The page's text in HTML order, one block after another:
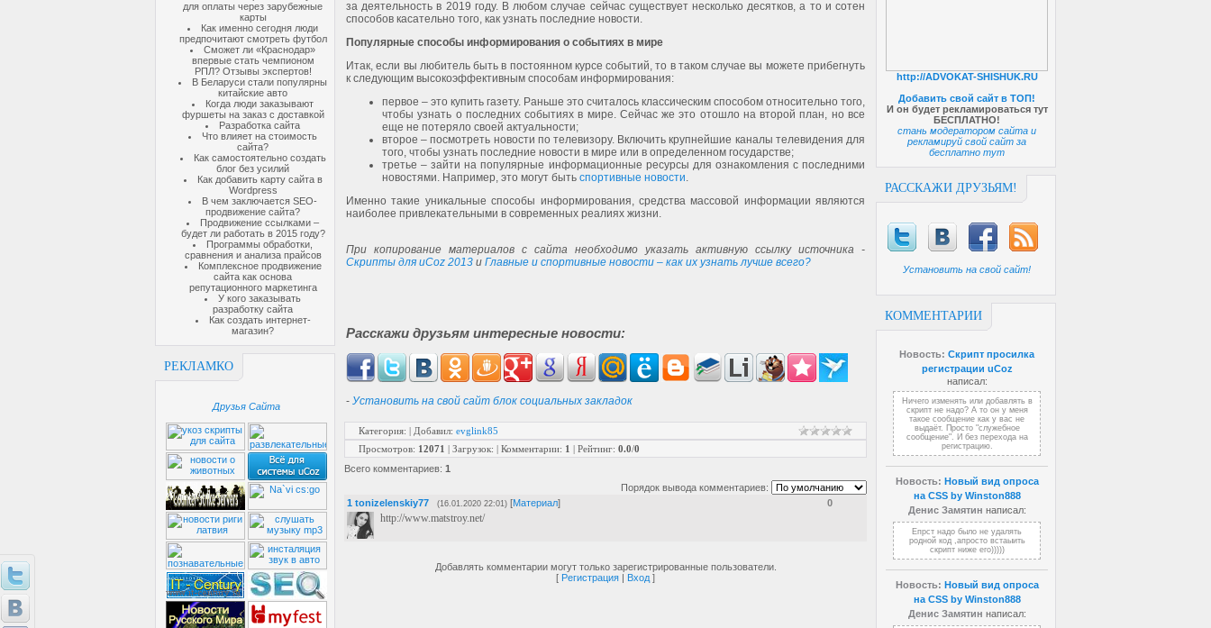
для оплаты через зарубежные
карты
Как именно сегодня люди
предпочитают смотреть футбол
Сможет ли «Краснодар»
впервые стать чемпионом
РПЛ? Отзывы экспертов!
В Беларуси стали популярны
китайские авто
Когда люди заказывают
фуршеты на заказ с доставкой
Разработка сайта
Что влияет на стоимость
сайта?
Как самостоятельно создать
блог без усилий
Как добавить карту сайта в
Wordpress
В чем заключается SEO-
продвижение сайта?
Продвижение ссылками –
будет ли работать в 2015 году?
Программы обработки,
сравнения и анализа прайсов
Комплексное продвижение
сайта как основа
репутационного маркетинга
У кого заказывать
разработку сайта
Как создать интернет-
магазин?
РЕКЛАМКО
Друзья Сайта
http://ADVOKAT-SHISHUK.RU
Добавить свой сайт в ТОП!
И он будет рекламироваться тут
БЕСПЛАТНО!
стань модератором сайта и
рекламируй свой сайт за
бесплатно тут
РАССКАЖИ ДРУЗЬЯМ!
Установить на свой сайт!
КОММЕНТАРИИ
Новость: Скрипт просилка
регистрации uCoz
написал:
Ничего изменять или добавлять в
скрипт не надо? А то он у меня
такое сообщение как у вас не
выдаёт. Просто "служебное
сообщение". И без перехода на
регистрацию.
Новость: Новый вид опроса
на CSS by Winston888
Денис Замятин написал:
Епрст надо было не удалять
родной код ,апросто встаыить
скрипт ниже его)))))
Новость: Новый вид опроса
на CSS by Winston888
Денис Замятин написал:
за деятельность в 2019 году. В любом случае сейчас существует несколько десятков, а то и сотен
способов касательно того, как узнать последние новости.
Популярные способы информирования о событиях в мире
Итак, если вы любитель быть в постоянном курсе событий, то в таком случае вы можете прибегнуть
к следующим высокоэффективным способам информирования:
первое – это купить газету. Раньше это считалось классическим способом относительно того,
чтобы узнать о последних событиях в мире. Сейчас же это отошло на второй план, но все
еще не потеряло своей актуальности;
второе – посмотреть новости по телевизору. Включить крупнейшие каналы телевидения для
того, чтобы узнать последние новости в мире или в определенном государстве;
третье – зайти на популярные информационные ресурсы для ознакомления с последними
новостями. Например, это могут быть спортивные новости.
Именно такие уникальные способы информирования, средства массовой информации являются
наиболее привлекательными в современных реалиях жизни.
При копирование материалов с сайта необходимо указать активную ссылку источника -
Скрипты для uCoz 2013 и Главные и спортивные новости – как их узнать лучше всего?
Расскажи друзьям интересные новости:
- Установить на свой сайт блок социальных закладок
Категория: | Добавил: evglink85
Просмотров: 12071 | Загрузок: | Комментарии: 1 | Рейтинг: 0.0/0
Всего комментариев: 1
Порядок вывода комментариев:
0
1 tonizelenskiy77 (16.01.2020 22:01) [Материал]
http://www.matstroy.net/
Добавлять комментарии могут только зарегистрированные пользователи.
[ Регистрация | Вход ]